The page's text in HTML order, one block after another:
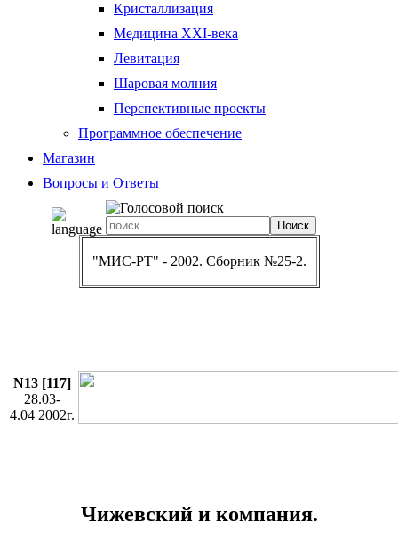
Кристаллизация
Медицина XXI-века
Левитация
Шаровая молния
Перспективные проекты
Программное обеспечение
Магазин
Вопросы и Ответы
"МИС-РТ" - 2002. Сборник №25-2.
N13 [117]
28.03-
4.04 2002г.
Чижевский и компания.